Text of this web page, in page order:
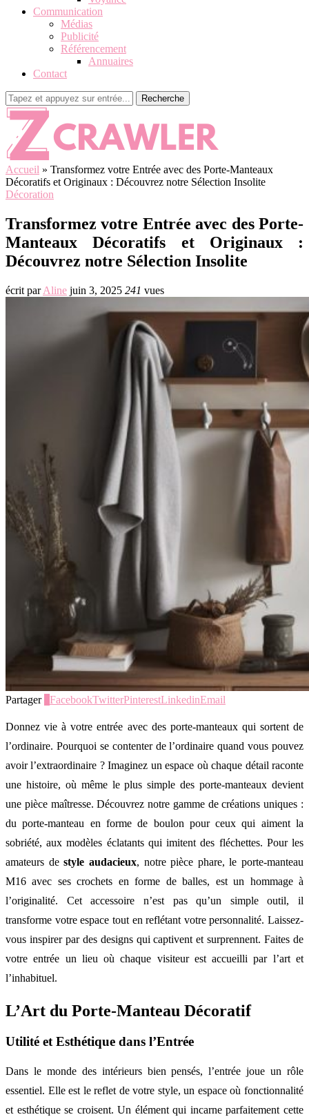
Communication
Médias
Publicité
Référencement
Annuaires
Contact
Recherche
Accueil » Transformez votre Entrée avec des Porte-Manteaux
Décoratifs et Originaux : Découvrez notre Sélection Insolite
Décoration
Transformez votre Entrée avec des Porte-
Manteaux Décoratifs et Originaux :
Découvrez notre Sélection Insolite
écrit parAline juin 3, 2025 241 vues
Partager FacebookTwitterPinterestLinkedinEmail
Donnez vie à votre entrée avec des porte-manteaux qui sortent de
l’ordinaire. Pourquoi se contenter de l’ordinaire quand vous pouvez
avoir l’extraordinaire ? Imaginez un espace où chaque détail raconte
une histoire, où même le plus simple des porte-manteaux devient
une pièce maîtresse. Découvrez notre gamme de créations uniques :
du porte-manteau en forme de boulon pour ceux qui aiment la
sobriété, aux modèles éclatants qui imitent des fléchettes. Pour les
amateurs destyle audacieux, notre pièce phare, le porte-manteau
M16 avec ses crochets en forme de balles, est un hommage à
l’originalité. Cet accessoire n’est pas qu’un simple outil, il
transforme votre espace tout en reflétant votre personnalité. Laissez-
vous inspirer par des designs qui captivent et surprennent. Faites de
votre entrée un lieu où chaque visiteur est accueilli par l’art et
l’inhabituel.
L’Art du Porte-Manteau Décoratif
Utilité et Esthétique dans l’Entrée
Dans le monde des intérieurs bien pensés, l’entrée joue un rôle
essentiel. Elle est le reflet de votre style, un espace où fonctionnalité
et esthétique se croisent. Un élément qui incarne parfaitement cette